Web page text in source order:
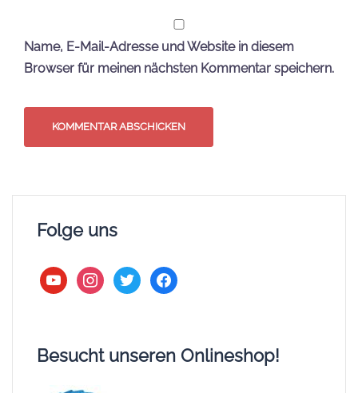
Name, E-Mail-Adresse und Website in diesem
Browser für meinen nächsten Kommentar speichern.
Folge uns
youtubeinstagram
twitter facebook
Besucht unseren Onlineshop!